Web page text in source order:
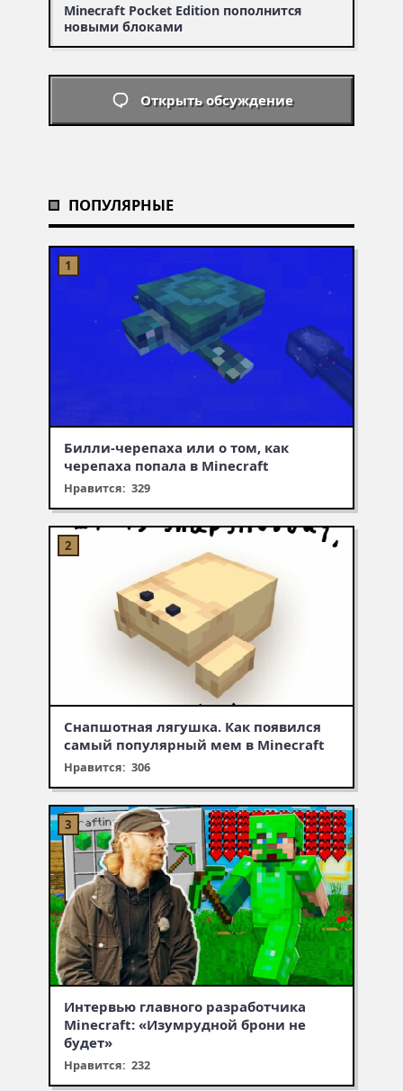
Minecraft Pocket Edition пополнится
новыми блоками
Открыть обсуждение
ПОПУЛЯРНЫЕ
Билли-черепаха или о том, как
черепаха попала в Minecraft
Нравится: 329
Снапшотная лягушка. Как появился
самый популярный мем в Minecraft
Нравится: 306
Интервью главного разработчика
Minecraft: «Изумрудной брони не
будет»
Нравится: 232